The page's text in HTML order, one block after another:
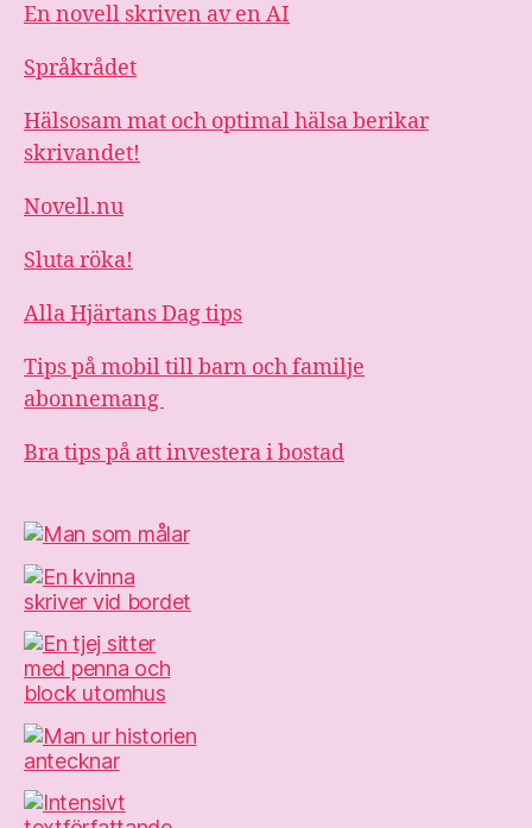
En novell skriven av en AI
Språkrådet
Hälsosam mat och optimal hälsa berikar
skrivandet!
Novell.nu
Sluta röka!
Alla Hjärtans Dag tips
Tips på mobil till barn och familje
abonnemang
Bra tips på att investera i bostad